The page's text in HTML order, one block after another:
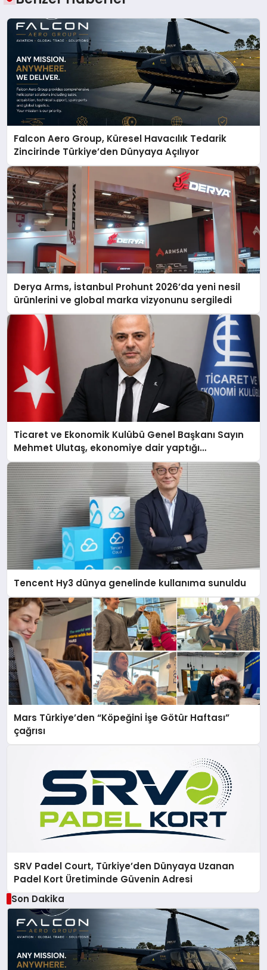
Falcon Aero Group, Küresel Havacılık Tedarik
Zincirinde Türkiye’den Dünyaya Açılıyor
Derya Arms, İstanbul Prohunt 2026’da yeni nesil
ürünlerini ve global marka vizyonunu sergiledi
Ticaret ve Ekonomik Kulübü Genel Başkanı Sayın
Mehmet Ulutaş, ekonomiye dair yaptığı
açıklamada şunları kaydetti:
Tencent Hy3 dünya genelinde kullanıma sunuldu
Mars Türkiye’den “Köpeğini İşe Götür Haftası”
çağrısı
SRV Padel Court, Türkiye’den Dünyaya Uzanan
Padel Kort Üretiminde Güvenin Adresi
Son Dakika